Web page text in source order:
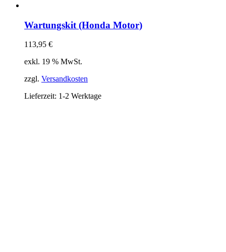
Wartungskit (Honda Motor)
113,95 €
exkl. 19 % MwSt.
zzgl. Versandkosten
Lieferzeit: 1-2 Werktage